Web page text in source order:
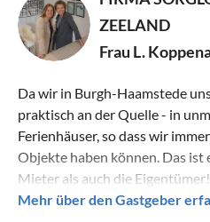
ZEELAND
Frau L.
Da wir in Burgh-Haamstede
praktisch an der Quelle - in
Ferienhäuser, so dass wir
Objekte haben können. Das ist
Mieter als auch die
begrüßen wir alle Gäste
Mehr über den Gastgeber